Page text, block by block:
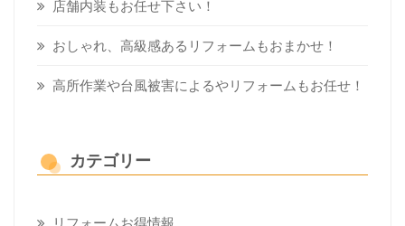
店舗内装もお任せ下さい！
おしゃれ、高級感あるリフォームもおまかせ！
高所作業や台風被害によるやリフォームもお任せ！
カテゴリー